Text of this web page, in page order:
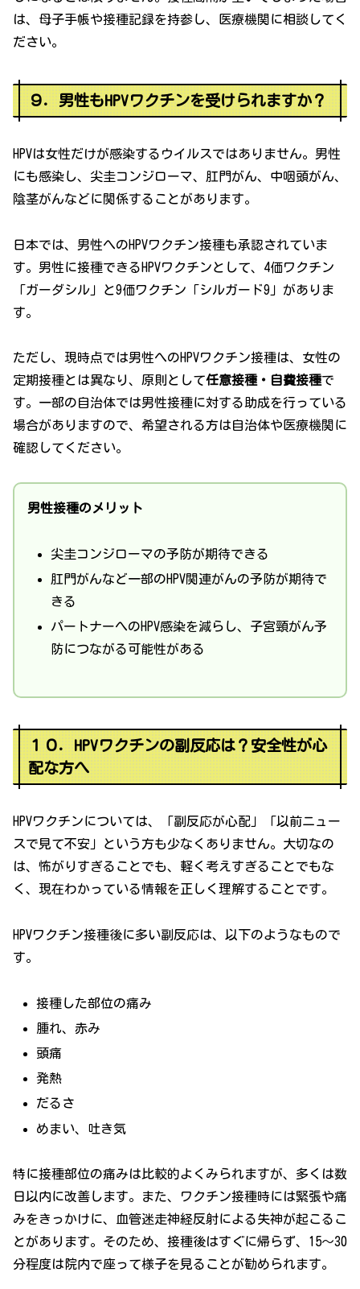
は、母子手帳や接種記録を持参し、医療機関に相談してく
ださい。
９．男性もHPVワクチンを受けられますか？
HPVは女性だけが感染するウイルスではありません。男性
にも感染し、尖圭コンジローマ、肛門がん、中咽頭がん、
陰茎がんなどに関係することがあります。
日本では、男性へのHPVワクチン接種も承認されていま
す。男性に接種できるHPVワクチンとして、4価ワクチン
「ガーダシル」と9価ワクチン「シルガード9」がありま
す。
ただし、現時点では男性へのHPVワクチン接種は、女性の
定期接種とは異なり、原則として任意接種・自費接種で
す。一部の自治体では男性接種に対する助成を行っている
場合がありますので、希望される方は自治体や医療機関に
確認してください。
男性接種のメリット
尖圭コンジローマの予防が期待できる
肛門がんなど一部のHPV関連がんの予防が期待で
きる
パートナーへのHPV感染を減らし、子宮頸がん予
防につながる可能性がある
１０．HPVワクチンの副反応は？安全性が心
配な方へ
HPVワクチンについては、「副反応が心配」「以前ニュー
スで見て不安」という方も少なくありません。大切なの
は、怖がりすぎることでも、軽く考えすぎることでもな
く、現在わかっている情報を正しく理解することです。
HPVワクチン接種後に多い副反応は、以下のようなもので
す。
接種した部位の痛み
腫れ、赤み
頭痛
発熱
だるさ
めまい、吐き気
特に接種部位の痛みは比較的よくみられますが、多くは数
日以内に改善します。また、ワクチン接種時には緊張や痛
みをきっかけに、血管迷走神経反射による失神が起こるこ
とがあります。そのため、接種後はすぐに帰らず、15〜30
分程度は院内で座って様子を見ることが勧められます。